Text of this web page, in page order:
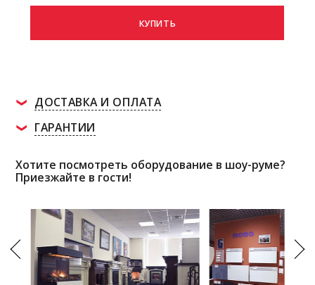
КУПИТЬ
ДОСТАВКА И ОПЛАТА
ГАРАНТИИ
Хотите посмотреть оборудование в шоу-руме?
Приезжайте в гости!